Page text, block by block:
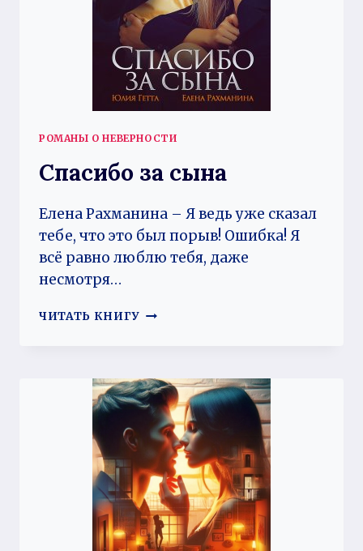
РОМАНЫ О НЕВЕРНОСТИ
Спасибо за сына
Елена Рахманина – Я ведь уже сказал
тебе, что это был порыв! Ошибка! Я
всё равно люблю тебя, даже
несмотря…
ЧИТАТЬ КНИГУ СПАСИБО